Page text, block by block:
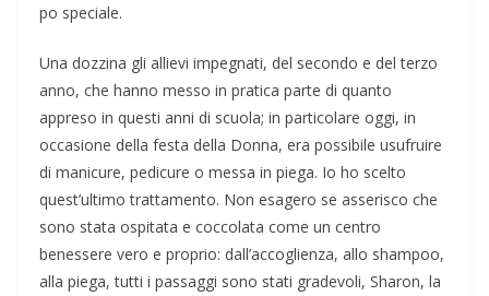
po speciale.
Una dozzina gli allievi impegnati, del secondo e del terzo
anno, che hanno messo in pratica parte di quanto
appreso in questi anni di scuola; in particolare oggi, in
occasione della festa della Donna, era possibile usufruire
di manicure, pedicure o messa in piega. Io ho scelto
quest’ultimo trattamento. Non esagero se asserisco che
sono stata ospitata e coccolata come un centro
benessere vero e proprio: dall’accoglienza, allo shampoo,
alla piega, tutti i passaggi sono stati gradevoli, Sharon, la